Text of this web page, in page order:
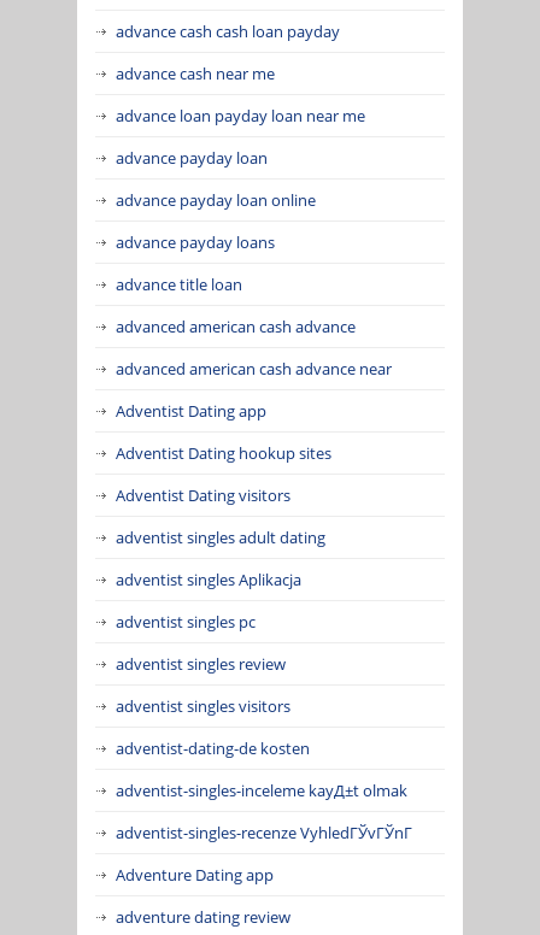
advance cash cash loan payday
advance cash near me
advance loan payday loan near me
advance payday loan
advance payday loan online
advance payday loans
advance title loan
advanced american cash advance
advanced american cash advance near
Adventist Dating app
Adventist Dating hookup sites
Adventist Dating visitors
adventist singles adult dating
adventist singles Aplikacja
adventist singles pc
adventist singles review
adventist singles visitors
adventist-dating-de kosten
adventist-singles-inceleme kayД±t olmak
adventist-singles-recenze VyhledГЎvГЎnГ­
Adventure Dating app
adventure dating review